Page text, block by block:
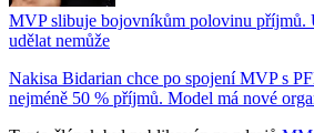
MVP slibuje bojovníkům polovinu příjmů.
udělat nemůže
Nakisa Bidarian chce po spojení MVP s
nejméně 50 % příjmů. Model má nové